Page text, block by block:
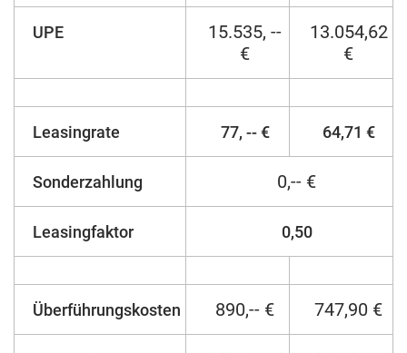
UPE
15.535, --
€
13.054,62
€
Leasingrate 77, -- € 64,71 €
Sonderzahlung 0,-- €
Leasingfaktor 0,50
Überführungskosten 890,-- € 747,90 €